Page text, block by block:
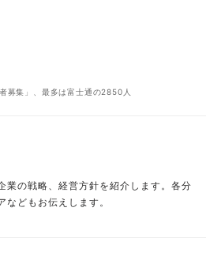
募集」、最多は富士通の2850人
業の戦略、経営方針を紹介します。各分
どもお伝えします。